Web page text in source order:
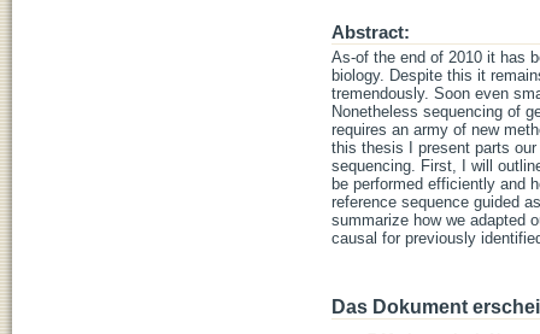
Abstract:
As-of the end of 2010 it has
biology. Despite this it
tremendously. Soon even
Nonetheless sequencing of
requires an army of new
this thesis I present parts
sequencing. First, I will
be performed efficiently and
reference sequence guided
summarize how we adapted
causal for previously
Das Dokument